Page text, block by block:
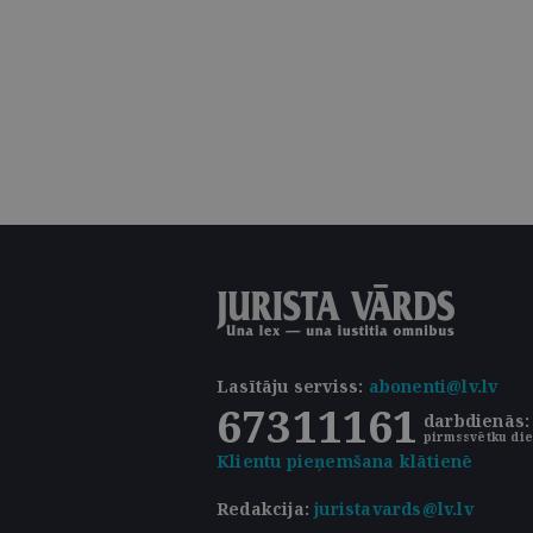
Lasītāju serviss: abonenti@lv.lv
67311161 darbdienās:
pirmssvētku
Klientu pieņemšana klātienē
Redakcija:juristavards@lv.lv